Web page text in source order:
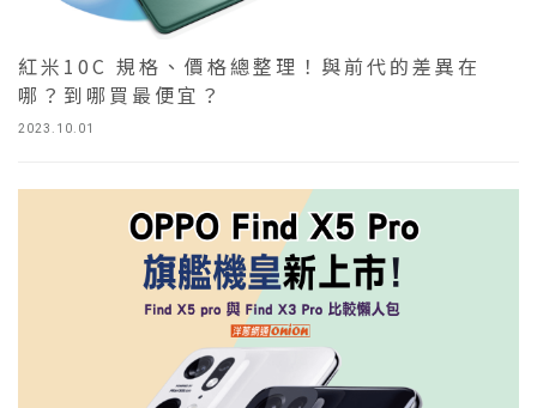
2023.10.01
紅米10C 規格、價格總整理！與前代的差異在
哪？到哪買最便宜？